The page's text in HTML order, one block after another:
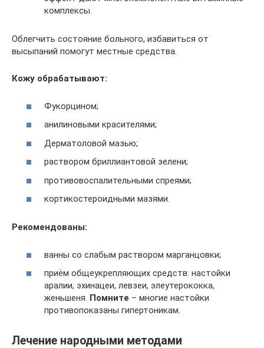
комплексы.
Облегчить состояние больного, избавиться от
высыпаний помогут местные средства.
Кожу обрабатывают:
Фукорцином;
анилиновыми красителями;
Дерматоловой мазью;
раствором бриллиантовой зелени;
противовоспалительными спреями;
кортикостероидными мазями.
Рекомендованы:
ванны со слабым раствором марганцовки;
приём общеукрепляющих средств: настойки
аралии, эхинацеи, левзеи, элеутерококка,
женьшеня. Помните – многие настойки
противопоказаны гипертоникам.
Лечение народными методами